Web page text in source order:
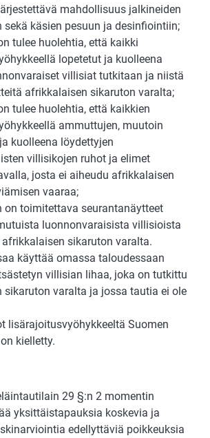
mahdollisuus jalkineiden
käsien pesuun ja desinfiointiin;
tulee huolehtia, että kaikki
lopetetut ja kuolleena
villisiat tutkitaan ja niistä
afrikkalaisen sikaruton varalta;
tulee huolehtia, että kaikkien
ammuttujen, muutoin
kuolleena löydettyjen
villisikojen ruhot ja elimet
josta ei aiheudu afrikkalaisen
vaaraa;
on toimitettava seurantanäytteet
luonnonvaraisista villisioista
sikaruton varalta.
käyttää omassa taloudessaan
villisian lihaa, joka on tutkittu
sikaruton varalta ja jossa tautia ei ole
lisärajoitusvyöhykkeeltä Suomen
kielletty.
29 §:n 2 momentin
yksittäistapauksia koskevia ja
edellyttäviä poikkeuksia